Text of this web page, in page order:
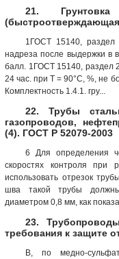
21.
1ГОСТ 15140,
надреза после выдержки в
балл. 1ГОСТ 15140, раздел
24 час. при Т = 90°С, %, не
Комплектность 1.4.1. гру...
22. Трубы
газопроводов,
(4). ГОСТ Р 52079-2003
6 Для определения
скоростях контроля при
использовать отрезок
шва такой трубы
диаметром 0,8 мм, как
23.
требования к защите
В, по медно-